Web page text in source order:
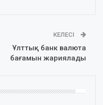
КЕЛЕСІ
Ұлттық банк валюта
бағамын жариялады